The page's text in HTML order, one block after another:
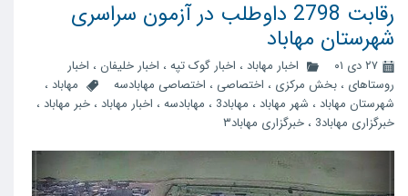
رقابت 2798 داوطلب در آزمون سراسری
شهرستان مهاباد
۲۷ دی ۰۱ اخبار مهاباد ، اخبار گوک تپه ، اخبار خلیفان ، اخبار
روستاهای ، بخش مرکزی ، اختصاصی ، اختصاصی مهابادسه مهاباد ،
شهرستان مهاباد ، شهر مهاباد ، مهاباد3 ، مهابادسه ، اخبار مهاباد ، خبر مهاباد ،
خبرگزاری مهاباد3 ، خبرگزاری مهاباد۳